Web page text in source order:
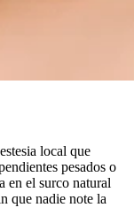
local que
pesados ​​o
en el surco natural
que nadie note la